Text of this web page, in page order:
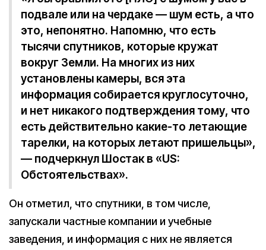
подвале или на чердаке — шум есть, а что
это, непонятно. Напомню, что есть
тысячи спутников, которые кружат
вокруг Земли. На многих из них
установлены камеры, вся эта
информация собирается круглосуточно,
и нет никакого подтверждения тому, что
есть действительно какие-то летающие
тарелки, на которых летают пришельцы»,
— подчеркнул Шостак в «US:
Обстоятельствах».
Он отметил, что спутники, в том числе,
запускали частные компании и учебные
заведения, и информация с них не является